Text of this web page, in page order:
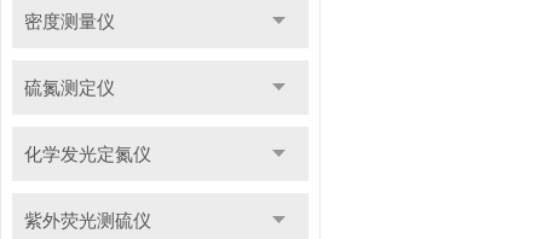
密度测量仪
硫氮测定仪
化学发光定氮仪
紫外荧光测硫仪